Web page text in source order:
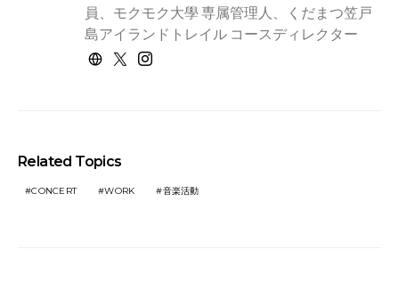
員、モクモク大學 専属管理人、くだまつ笠戸
島アイランドトレイル コースディレクター
Related Topics
CONCERT WORK 音楽活動